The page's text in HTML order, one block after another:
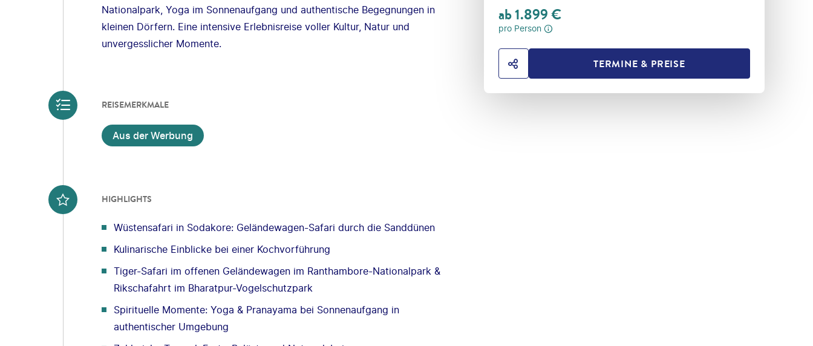
ab1.899€
pro Person
TERMINE & PREISE
Nationalpark, Yoga im Sonnenaufgang und authentische Begegnungen in
kleinen Dörfern. Eine intensive Erlebnisreise voller Kultur, Natur und
unvergesslicher Momente.
REISEMERKMALE
Aus der Werbung
HIGHLIGHTS
Wüstensafari in Sodakore: Geländewagen-Safari durch die Sanddünen
Kulinarische Einblicke bei einer Kochvorführung
Tiger-Safari im offenen Geländewagen im Ranthambore-Nationalpark &
Rikschafahrt im Bharatpur-Vogelschutzpark
Spirituelle Momente: Yoga & Pranayama bei Sonnenaufgang in
authentischer Umgebung